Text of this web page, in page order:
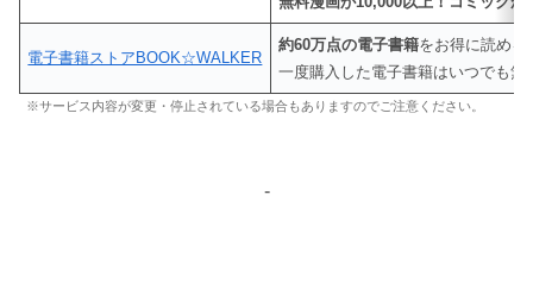
電子書籍ストアBOOK☆WALKER
約60万点の電子書籍をお得に読める
一度購入した電子書籍はいつでも無
※サービス内容が変更・停止されている場合もありますのでご注意ください。
-